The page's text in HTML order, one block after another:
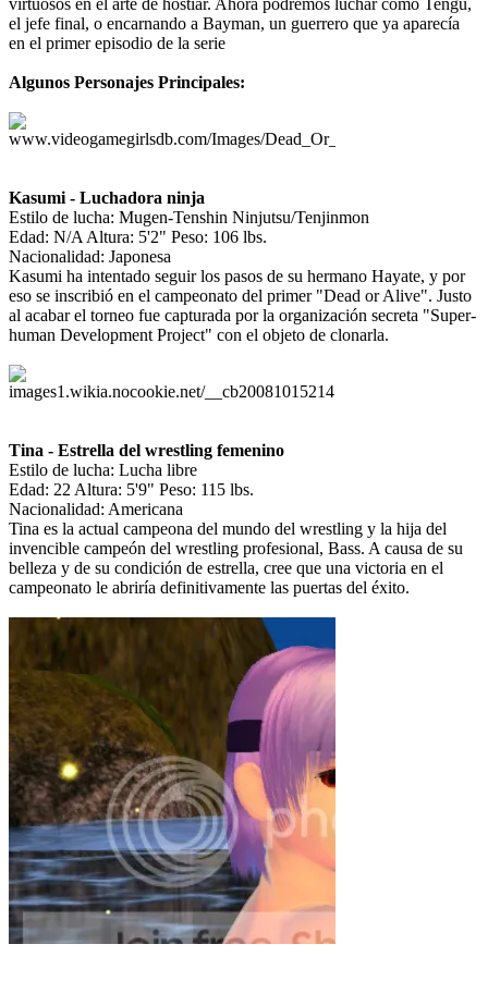
el jefe final, o encarnando a Bayman, un guerrero que ya aparecía
en el primer episodio de la serie
Algunos Personajes Principales:
Kasumi - Luchadora ninja
Estilo de lucha: Mugen-Tenshin Ninjutsu/Tenjinmon
Edad: N/A Altura: 5'2" Peso: 106 lbs.
Nacionalidad: Japonesa
Kasumi ha intentado seguir los pasos de su hermano Hayate, y por
eso se inscribió en el campeonato del primer "Dead or Alive". Justo
al acabar el torneo fue capturada por la organización secreta "Super-
human Development Project" con el objeto de clonarla.
Tina - Estrella del wrestling femenino
Estilo de lucha: Lucha libre
Edad: 22 Altura: 5'9" Peso: 115 lbs.
Nacionalidad: Americana
Tina es la actual campeona del mundo del wrestling y la hija del
invencible campeón del wrestling profesional, Bass. A causa de su
belleza y de su condición de estrella, cree que una victoria en el
campeonato le abriría definitivamente las puertas del éxito.